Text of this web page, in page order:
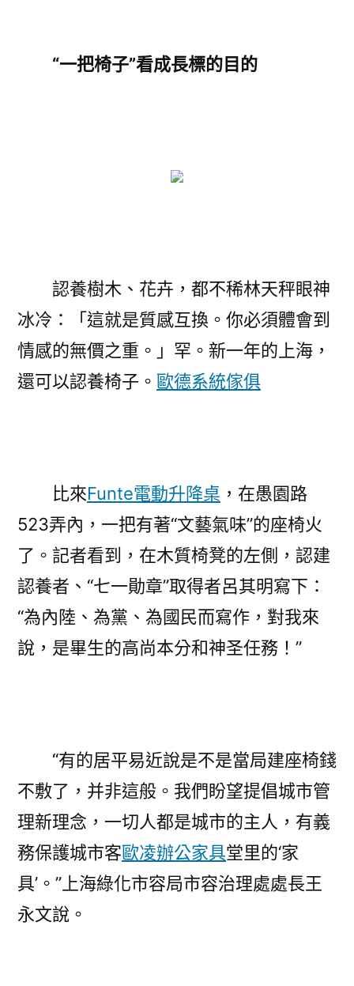
“一把椅子”看成長標的目的
認養樹木、花卉，都不稀林天秤眼神
冰冷：「這就是質感互換。你必須體會到
情感的無價之重。」罕。新一年的上海，
還可以認養椅子。 歐德系統傢俱
比來Funte電動升降桌 ，在愚園路
523弄內，一把有著“文藝氣味”的座椅火
了。記者看到，在木質椅凳的左側，認建
認養者、“七一勛章”取得者呂其明寫下：
“為內陸、為黨、為國民而寫作，對我來
說，是畢生的高尚本分和神圣任務！”
“有的居平易近說是不是當局建座椅錢
不敷了，并非這般。我們盼望提倡城市管
理新理念，一切人都是城市的主人，有義
務保護城市客歐凌辦公家具堂里的‘家
具’。”上海綠化市容局市容治理處處長王
永文說。